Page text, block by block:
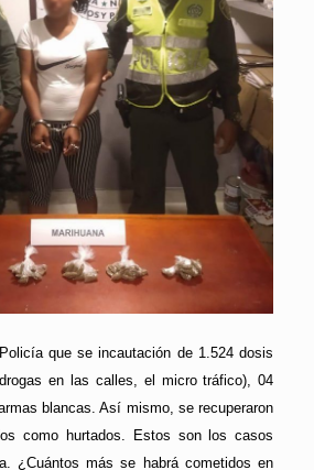
que se incautación de 1.524 dosis
en las calles, el micro tráfico), 04
blancas. Así mismo, se recuperaron
como hurtados. Estos son los casos
¿Cuántos más se habrá cometidos en